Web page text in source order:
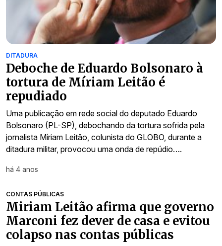
DITADURA
Deboche de Eduardo Bolsonaro à
tortura de Míriam Leitão é
repudiado
Uma publicação em rede social do deputado Eduardo
Bolsonaro (PL-SP), debochando da tortura sofrida pela
jornalista Míriam Leitão, colunista do GLOBO, durante a
ditadura militar, provocou uma onda de repúdio….
há 4 anos
CONTAS PÚBLICAS
Miriam Leitão afirma que governo
Marconi fez dever de casa e evitou
colapso nas contas públicas